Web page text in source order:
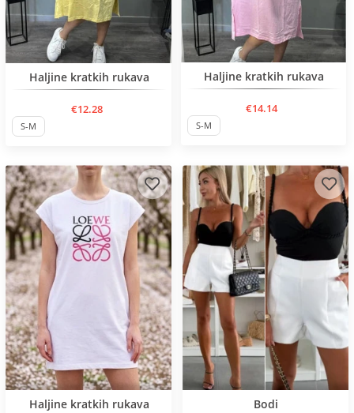
Нов продукт
Haljine kratkih rukava
€12.28
S-M
Нов продукт
Haljine kratkih rukava
€14.14
S-M
Нов продукт
Haljine kratkih rukava Bodi